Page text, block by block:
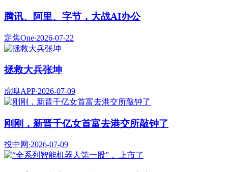
腾讯、阿里、字节，大战AI办公
定焦One·2026-07-22
拯救大兵张坤
虎嗅APP·2026-07-09
刚刚，新晋千亿女首富去港交所敲钟了
投中网 ·2026-07-09